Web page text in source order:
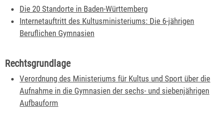
Die 20 Standorte in Baden-Württemberg
Internetauftritt des Kultusministeriums: Die 6-jährigen
Beruflichen Gymnasien
Rechtsgrundlage
Verordnung des Ministeriums für Kultus und Sport über die
Aufnahme in die Gymnasien der sechs- und siebenjährigen
Aufbauform